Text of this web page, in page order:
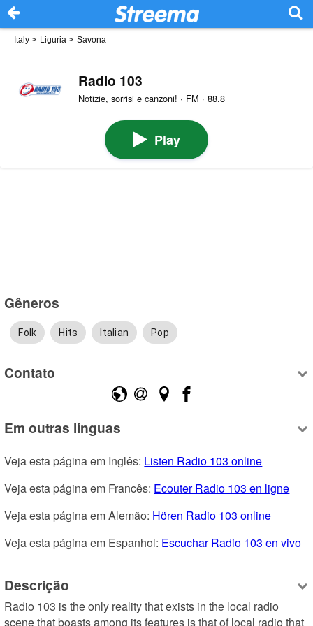
Italy > Liguria > Savona
Radio 103
Notizie, sorrisi e canzoni! · FM · 88.8
Play
Gêneros
Folk Hits Italian Pop
Contato
Em outras línguas
Veja esta página em Inglês: Listen Radio 103 online
Veja esta página em Francês: Ecouter Radio 103 en ligne
Veja esta página em Alemão: Hören Radio 103 online
Veja esta página em Espanhol: Escuchar Radio 103 en vivo
Descrição
Radio 103 is the only reality that exists in the local radio
scene that boasts among its features is that of local radio that